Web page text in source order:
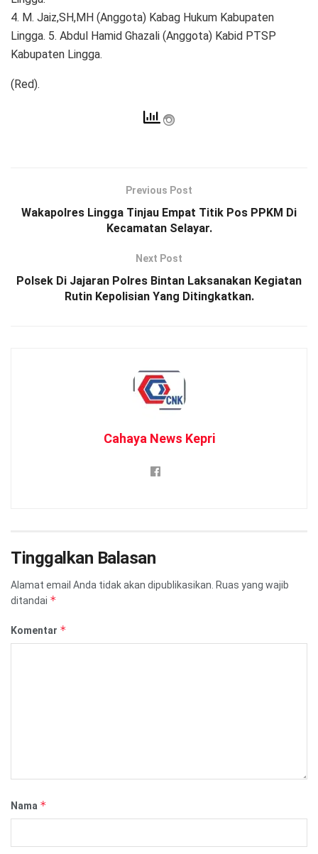
4. M. Jaiz,SH,MH (Anggota) Kabag Hukum Kabupaten
Lingga. 5. Abdul Hamid Ghazali (Anggota) Kabid PTSP
Kabupaten Lingga.
(Red).
Previous Post
Wakapolres Lingga Tinjau Empat Titik Pos PPKM Di
Kecamatan Selayar.
Next Post
Polsek Di Jajaran Polres Bintan Laksanakan Kegiatan
Rutin Kepolisian Yang Ditingkatkan.
Cahaya News Kepri
Tinggalkan Balasan
Alamat email Anda tidak akan dipublikasikan. Ruas yang wajib
ditandai *
Komentar *
Nama *